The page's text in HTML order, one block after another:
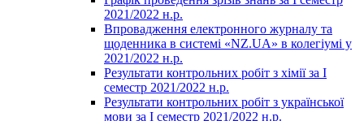
2021/2022 н.р.
Впровадження електронного журналу та
щоденника в системі «NZ.UA» в колегіумі у
2021/2022 н.р.
Результати контрольних робіт з хімії за І
семестр 2021/2022 н.р.
Результати контрольних робіт з української
мови за І семестр 2021/2022 н.р.